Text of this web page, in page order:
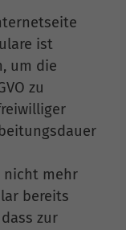
ist
um die
zu
mehr
bereits
zur